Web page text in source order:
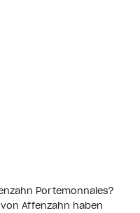
Portemonnaies?
Affenzahn haben